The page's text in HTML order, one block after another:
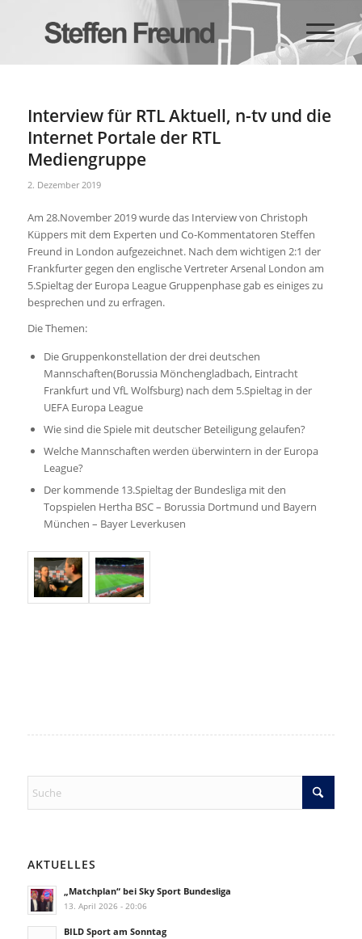
Interview für RTL Aktuell, n-tv und die
Internet Portale der RTL
Mediengruppe
2. Dezember 2019
Am 28.November 2019 wurde das Interview von Christoph
Küppers mit dem Experten und Co-Kommentatoren Steffen
Freund in London aufgezeichnet. Nach dem wichtigen 2:1 der
Frankfurter gegen den englische Vertreter Arsenal London am
5.Spieltag der Europa League Gruppenphase gab es einiges zu
besprechen und zu erfragen.
Die Themen:
Die Gruppenkonstellation der drei deutschen
Mannschaften(Borussia Mönchengladbach, Eintracht
Frankfurt und VfL Wolfsburg) nach dem 5.Spieltag in der
UEFA Europa League
Wie sind die Spiele mit deutscher Beteiligung gelaufen?
Welche Mannschaften werden überwintern in der Europa
League?
Der kommende 13.Spieltag der Bundesliga mit den
Topspielen Hertha BSC – Borussia Dortmund und Bayern
München – Bayer Leverkusen
AKTUELLES
„Matchplan“ bei Sky Sport Bundesliga
13. April 2026 - 20:06
BILD Sport am Sonntag